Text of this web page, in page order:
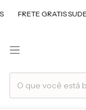
FRETE GRATIS